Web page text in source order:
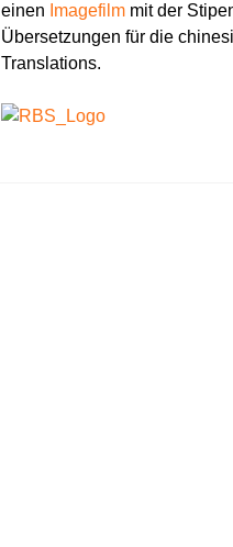
einen Imagefilm mit der
Übersetzungen für die
Translations.